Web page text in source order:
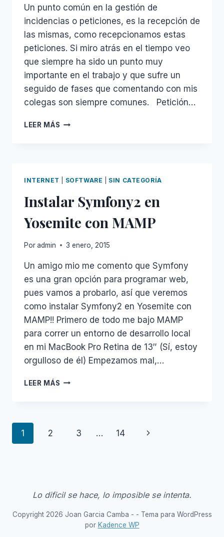
Un punto común en la gestión de
incidencias o peticiones, es la recepción de
las mismas, como recepcionamos estas
peticiones. Si miro atrás en el tiempo veo
que siempre ha sido un punto muy
importante en el trabajo y que sufre un
seguido de fases que comentando con mis
colegas son siempre comunes. Petición…
LEER MÁS GESTIÓN
INTERNET SOFTWARE SIN CATEGORÍA
Instalar Symfony2 en
Yosemite con MAMP
Poradmin 3 enero, 2015
Un amigo mio me comento que Symfony
es una gran opción para programar web,
pues vamos a probarlo, así que veremos
como instalar Symfony2 en Yosemite con
MAMP!! Primero de todo me bajo MAMP
para correr un entorno de desarrollo local
en mi MacBook Pro Retina de 13″ (Sí, estoy
orgulloso de él) Empezamos mal,…
LEER MÁS INSTALAR
MAMP
Navegación
1 2 3 … 14
Siguiente
Lo dificil se hace, lo imposible se intenta.
Copyright 2026 Joan Garcia Camba - - Tema para WordPress
por Kadence WP